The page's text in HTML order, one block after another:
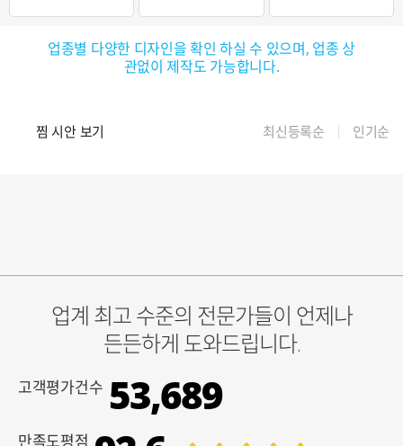
업종별 다양한 디자인을 확인 하실 수 있으며, 업종 상
관없이 제작도 가능합니다.
찜 시안 보기 최신등록순 인기순
업계 최고 수준의 전문가들이 언제나
든든하게 도와드립니다.
고객평가건수 53,689
만족도평점